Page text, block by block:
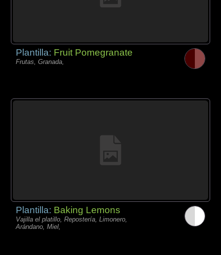
Plantilla: Fruit Pomegranate
Frutas, Granada,
Plantilla: Baking Lemons
Vajilla el platillo, Repostería, Limonero,
Arándano, Miel,